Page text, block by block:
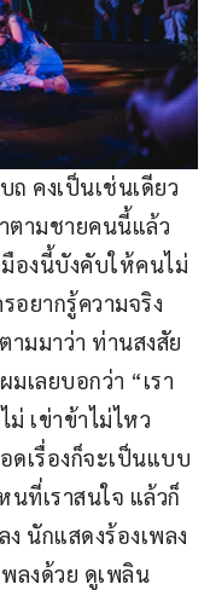
คงเป็นเช่นเดียว
ตามชายคนนี้แล้ว
องนี้บังคับให้คนไม่
อยากรู้ความจริง
ามมาว่า ท่านสงสัย
เลยบอกว่า “เรา
เข่าข้าไม่ไหว
ดเรื่องก็จะเป็นแบบ
นที่เราสนใจ แล้วก็
ง นักแสดงร้องเพลง
ลงด้วย ดูเพลิน